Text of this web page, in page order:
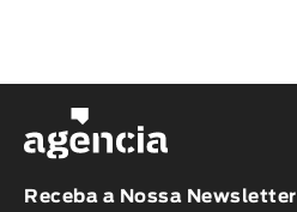
Receba a Nossa Newsletter